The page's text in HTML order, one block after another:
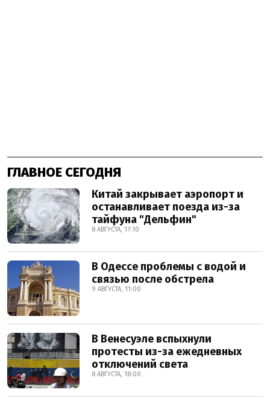
ГЛАВНОЕ СЕГОДНЯ
Китай закрывает аэропорт и
останавливает поезда из-за
тайфуна "Дельфин"
8 АВГУСТА, 17:10
В Одессе проблемы с водой и
связью после обстрела
9 АВГУСТА, 11:00
В Венесуэле вспыхнули
протесты из-за ежедневных
отключений света
8 АВГУСТА, 18:00